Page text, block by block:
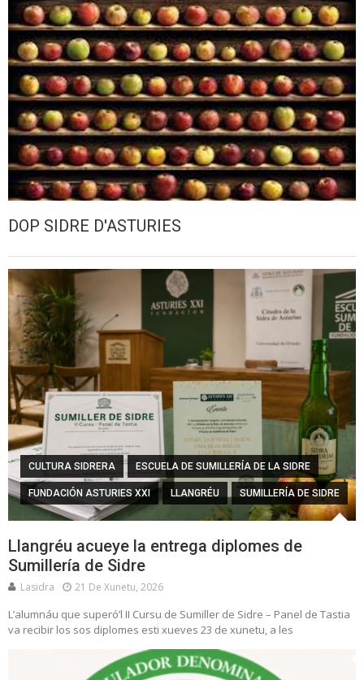
DOP SIDRE D'ASTURIES
CULTURA SIDRERA ESCUELA DE SUMILLERÍA DE LA SIDRE
FUNDACIÓN ASTURIES XXI LLANGRÉU SUMILLERÍA DE SIDRE
Llangréu acueye la entrega diplomes de
Sumillería de Sidre
Lasidra 21 De Xunetu, 2026
L’alumnáu que superó’l II Cursu de Sumiller de Sidre – Panel de Tastia
va recibir los sos diplomes esti xueves 23 de xunetu, a les